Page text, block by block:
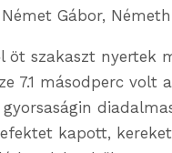
Gábor, Németh
szakaszt nyertek
7.1 másodperc volt
kapott,